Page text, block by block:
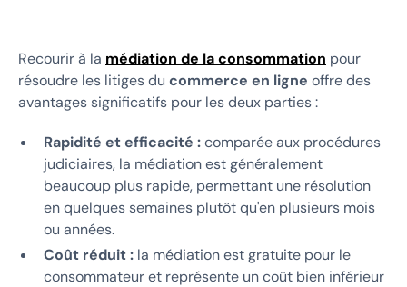
Recourir à la médiation de la consommation pour
résoudre les litiges du commerce en ligne offre des
avantages significatifs pour les deux parties :
Rapidité et efficacité :comparée aux procédures
judiciaires, la médiation est généralement
beaucoup plus rapide, permettant une résolution
en quelques semaines plutôt qu'en plusieurs mois
ou années.
Coût réduit : la médiation est gratuite pour le
consommateur et représente un coût bien inférieur